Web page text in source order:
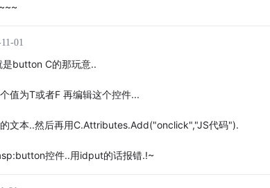
01
是button C的那玩意..
值为T或者F 再编辑这个控件...
文本..然后再用C.Attributes.Add("onclick","JS代码").
控件..用idput的话报错.!~